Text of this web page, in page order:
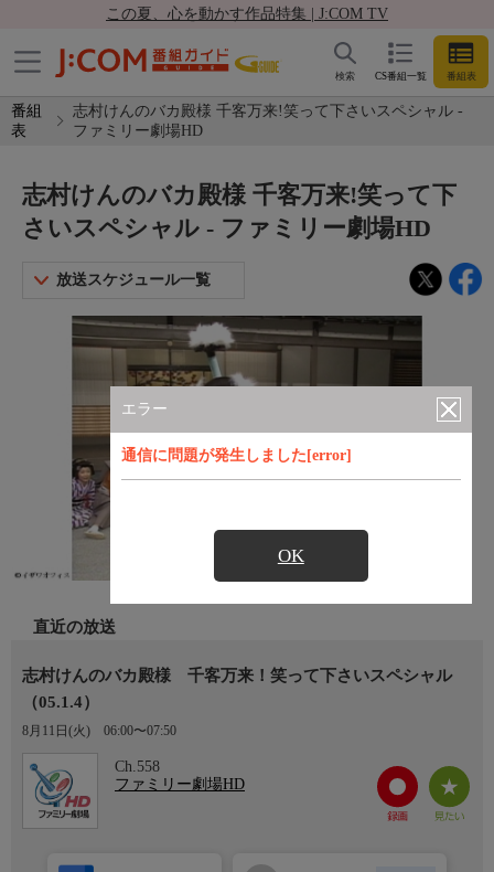
この夏、心を動かす作品特集 | J:COM TV
CS番組一覧 番組表
検索
番組
表
志村けんのバカ殿様 千客万来!笑って下さいスペシャル -
ファミリー劇場HD
エラー
通信に問題が発生しました[error]
OK
志村けんのバカ殿様 千客万来!笑って下
さいスペシャル - ファミリー劇場HD
放送スケジュール一覧
直近の放送
志村けんのバカ殿様 千客万来！笑って下さいスペシャル
（05.1.4）
8月11日(火) 06:00〜07:50
Ch.558
ファミリー劇場HD